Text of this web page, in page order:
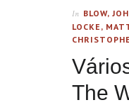
In BLOW,
LOCKE,
The